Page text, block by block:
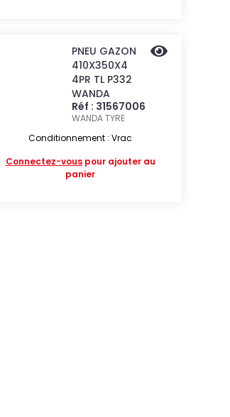
PNEU GAZON
410X350X4
4PR TL P332
WANDA
Réf : 31567006
WANDA TYRE
Conditionnement : Vrac
Connectez-vouspour ajouter au
panier